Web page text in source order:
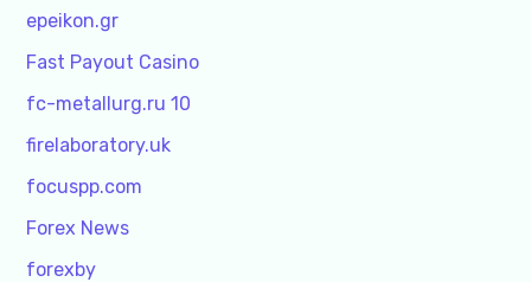
epeikon.gr
Fast Payout Casino
fc-metallurg.ru 10
firelaboratory.uk
focuspp.com
Forex News
forexby